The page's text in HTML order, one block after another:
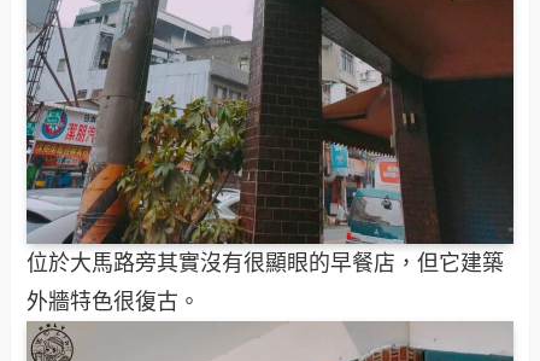
位於大馬路旁其實沒有很顯眼的早餐店，但它建築
外牆特色很復古。